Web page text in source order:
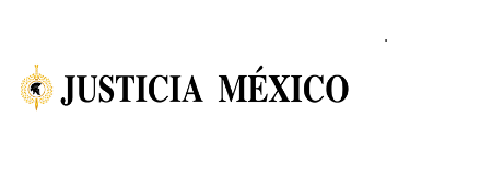
.